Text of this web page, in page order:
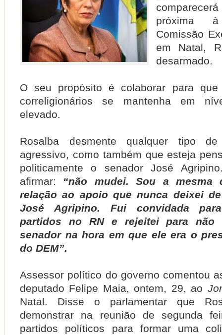
próxima
Comissão
em Natal,
desarmado.
O seu propósito é colaborar para
correligionários se mantenha em
elevado.
Rosalba desmente qualquer tipo de
agressivo, como também que esteja
politicamente o senador José
afirmar:
“não mudei. Sou a mesma
relação ao apoio que nunca deixei
José Agripino.
Fui convidada
partidos no RN e rejeitei para não
senador na hora em que ele era o
do DEM”.
Assessor político do governo comentou
deputado Felipe Maia, ontem, 29, ao
Natal. Disse o parlamentar que
demonstrar na reunião de segunda
partidos políticos para formar uma